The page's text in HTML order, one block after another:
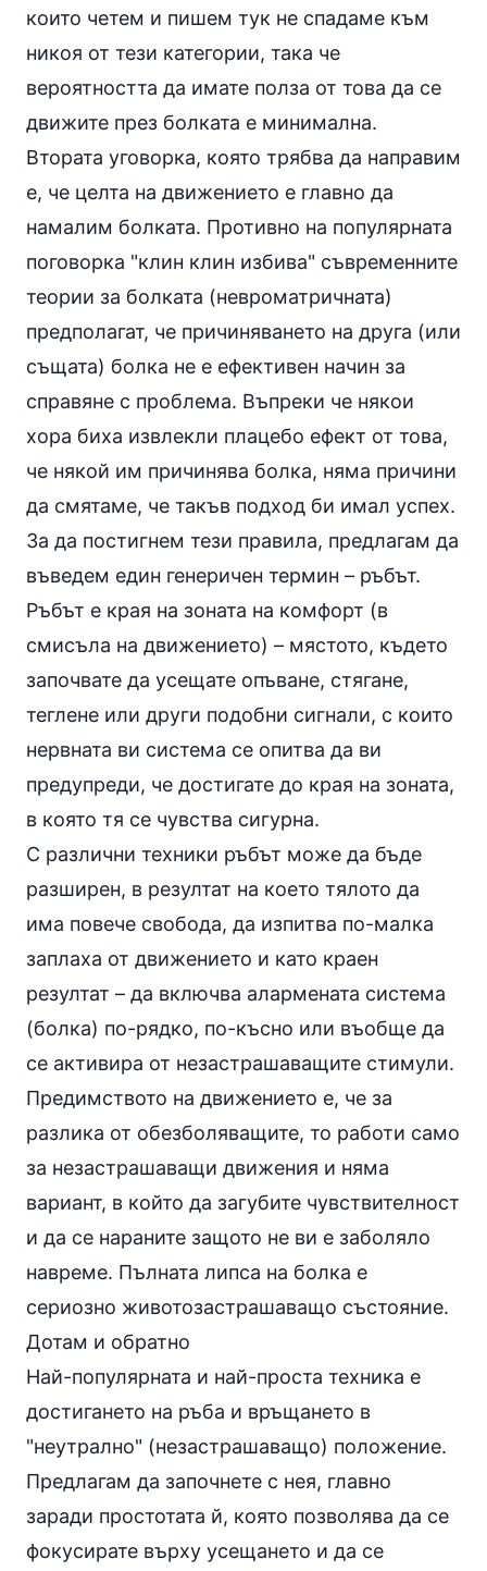
които четем и пишем тук не спадаме към
никоя от тези категории, така че
вероятността да имате полза от това да се
движите през болката е минимална.
Втората уговорка, която трябва да направим
е, че целта на движението е главно да
намалим болката. Противно на популярната
поговорка "клин клин избива" съвременните
теории за болката (невроматричната)
предполагат, че причиняването на друга (или
същата) болка не е ефективен начин за
справяне с проблема. Въпреки че някои
хора биха извлекли плацебо ефект от това,
че някой им причинява болка, няма причини
да смятаме, че такъв подход би имал успех.
За да постигнем тези правила, предлагам да
въведем един генеричен термин – ръбът.
Ръбът е края на зоната на комфорт (в
смисъла на движението) – мястото, където
започвате да усещате опъване, стягане,
теглене или други подобни сигнали, с които
нервната ви система се опитва да ви
предупреди, че достигате до края на зоната,
в която тя се чувства сигурна.
С различни техники ръбът може да бъде
разширен, в резултат на което тялото да
има повече свобода, да изпитва по-малка
заплаха от движението и като краен
резултат – да включва алармената система
(болка) по-рядко, по-късно или въобще да
се активира от незастрашаващите стимули.
Предимството на движението е, че за
разлика от обезболяващите, то работи само
за незастрашаващи движения и няма
вариант, в който да загубите чувствителност
и да се нараните защото не ви е заболяло
навреме. Пълната липса на болка е
сериозно животозастрашаващо състояние.
Дотам и обратно
Най-популярната и най-проста техника е
достигането на ръба и връщането в
"неутрално" (незастрашаващо) положение.
Предлагам да започнете с нея, главно
заради простотата й, която позволява да се
фокусирате върху усещането и да се